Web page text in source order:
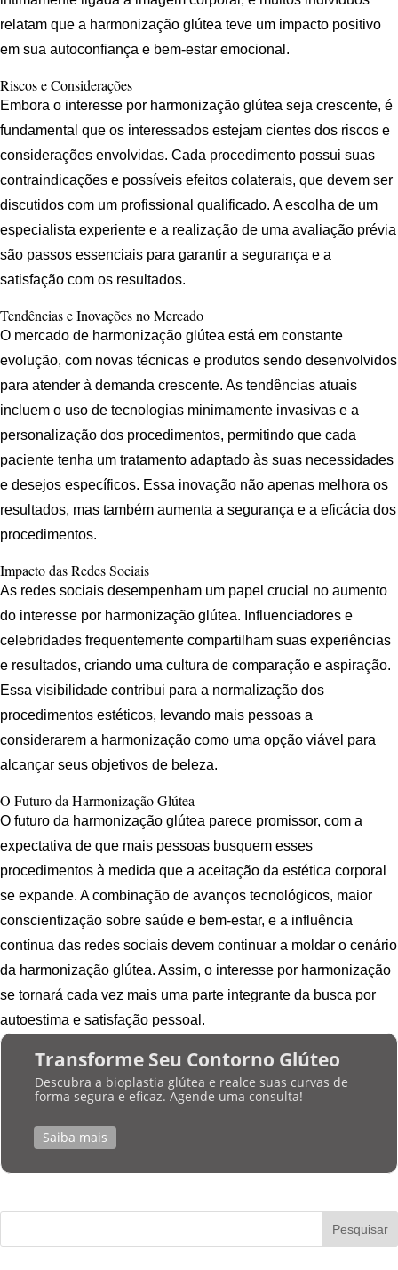
relatam que a harmonização glútea teve um impacto positivo
em sua autoconfiança e bem-estar emocional.
Riscos e Considerações
Embora o interesse por harmonização glútea seja crescente, é
fundamental que os interessados estejam cientes dos riscos e
considerações envolvidas. Cada procedimento possui suas
contraindicações e possíveis efeitos colaterais, que devem ser
discutidos com um profissional qualificado. A escolha de um
especialista experiente e a realização de uma avaliação prévia
são passos essenciais para garantir a segurança e a
satisfação com os resultados.
Tendências e Inovações no Mercado
O mercado de harmonização glútea está em constante
evolução, com novas técnicas e produtos sendo desenvolvidos
para atender à demanda crescente. As tendências atuais
incluem o uso de tecnologias minimamente invasivas e a
personalização dos procedimentos, permitindo que cada
paciente tenha um tratamento adaptado às suas necessidades
e desejos específicos. Essa inovação não apenas melhora os
resultados, mas também aumenta a segurança e a eficácia dos
procedimentos.
Impacto das Redes Sociais
As redes sociais desempenham um papel crucial no aumento
do interesse por harmonização glútea. Influenciadores e
celebridades frequentemente compartilham suas experiências
e resultados, criando uma cultura de comparação e aspiração.
Essa visibilidade contribui para a normalização dos
procedimentos estéticos, levando mais pessoas a
considerarem a harmonização como uma opção viável para
alcançar seus objetivos de beleza.
O Futuro da Harmonização Glútea
O futuro da harmonização glútea parece promissor, com a
expectativa de que mais pessoas busquem esses
procedimentos à medida que a aceitação da estética corporal
se expande. A combinação de avanços tecnológicos, maior
conscientização sobre saúde e bem-estar, e a influência
contínua das redes sociais devem continuar a moldar o cenário
da harmonização glútea. Assim, o interesse por harmonização
se tornará cada vez mais uma parte integrante da busca por
autoestima e satisfação pessoal.
Transforme Seu Contorno Glúteo
Descubra a bioplastia glútea e realce suas curvas de
forma segura e eficaz. Agende uma consulta!
Saiba mais
Pesquisar